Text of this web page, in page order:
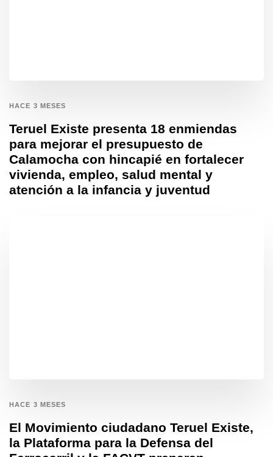
HACE 3 MESES
Teruel Existe presenta 18 enmiendas
para mejorar el presupuesto de
Calamocha con hincapié en fortalecer
vivienda, empleo, salud mental y
atención a la infancia y juventud
HACE 3 MESES
El Movimiento ciudadano Teruel Existe,
la Plataforma para la Defensa del